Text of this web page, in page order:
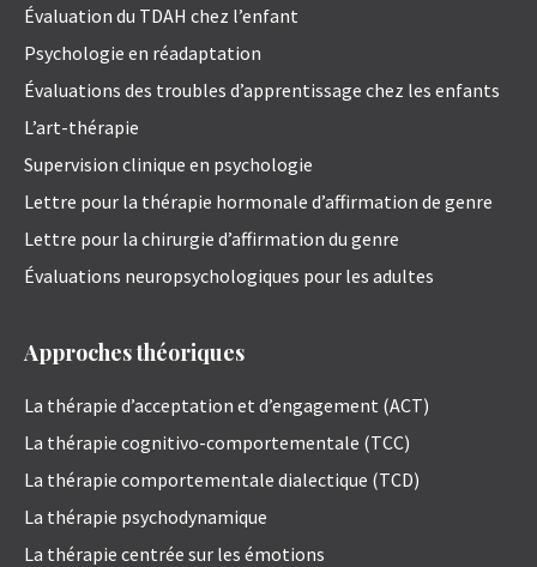
Évaluation du TDAH chez l’enfant
Psychologie en réadaptation
Évaluations des troubles d’apprentissage chez les enfants
L’art-thérapie
Supervision clinique en psychologie
Lettre pour la thérapie hormonale d’affirmation de genre
Lettre pour la chirurgie d’affirmation du genre
Évaluations neuropsychologiques pour les adultes
Approches théoriques
La thérapie d’acceptation et d’engagement (ACT)
La thérapie cognitivo-comportementale (TCC)
La thérapie comportementale dialectique (TCD)
La thérapie psychodynamique
La thérapie centrée sur les émotions